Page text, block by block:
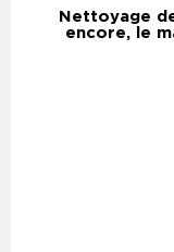
Nettoyage
encore, le